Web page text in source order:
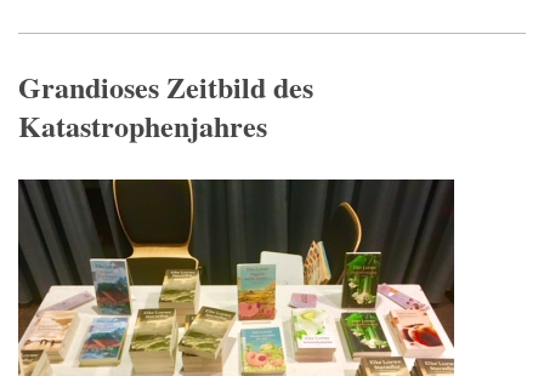
Grandioses Zeitbild des
Katastrophenjahres